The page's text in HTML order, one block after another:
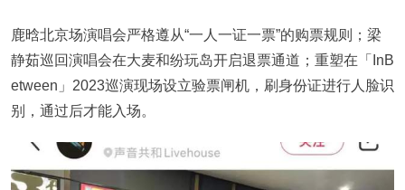
鹿晗北京场演唱会严格遵从“一人一证一票”的购票规则；梁
静茹巡回演唱会在大麦和纷玩岛开启退票通道；重塑在「InB
etween」2023巡演现场设立验票闸机，刷身份证进行人脸识
别，通过后才能入场。